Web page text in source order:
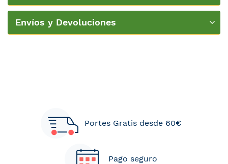
Envíos y Devoluciones
Portes Gratis desde 60€
Pago seguro